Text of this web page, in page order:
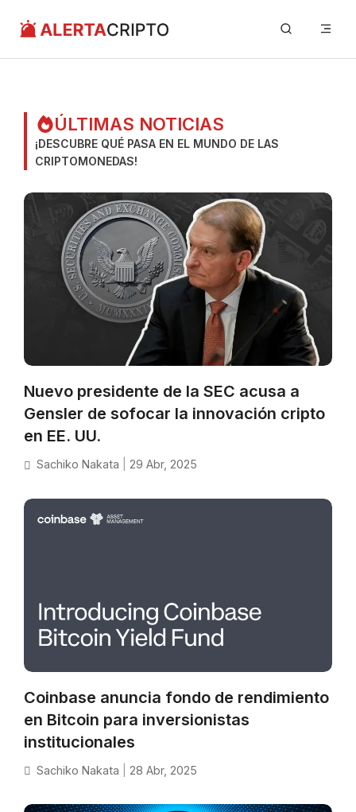
contenido
ÚLTIMAS NOTICIAS
¡DESCUBRE QUÉ PASA EN EL MUNDO DE LAS
CRIPTOMONEDAS!
Nuevo presidente de la SEC acusa a
Gensler de sofocar la innovación cripto
en EE. UU.
Sachiko Nakata 29 Abr, 2025
Coinbase anuncia fondo de rendimiento
en Bitcoin para inversionistas
institucionales
Sachiko Nakata 28 Abr, 2025